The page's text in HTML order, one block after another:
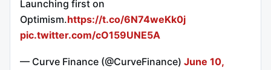
Launching first on
Optimism.https://t.co/6N74weKk0j
pic.twitter.com/cO159UNE5A
— Curve Finance (@CurveFinance) June 10,